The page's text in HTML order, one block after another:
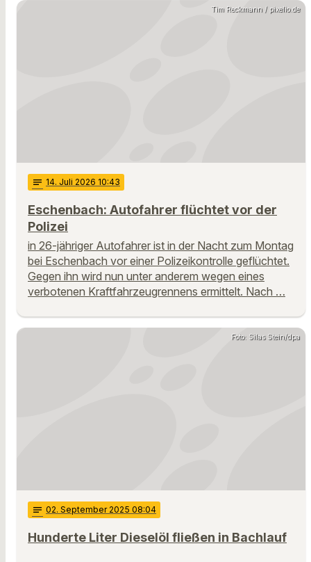
Tim Reckmann / pixelio.de
notes 14. Juli 2026 10:43
Eschenbach: Autofahrer flüchtet vor der
Polizei
in 26-jähriger Autofahrer ist in der Nacht zum Montag
bei Eschenbach vor einer Polizeikontrolle geflüchtet.
Gegen ihn wird nun unter anderem wegen eines
verbotenen Kraftfahrzeugrennens ermittelt. Nach …
Foto: Silas Stein/dpa
notes 02. September 2025 08:04
Hunderte Liter Dieselöl fließen in Bachlauf